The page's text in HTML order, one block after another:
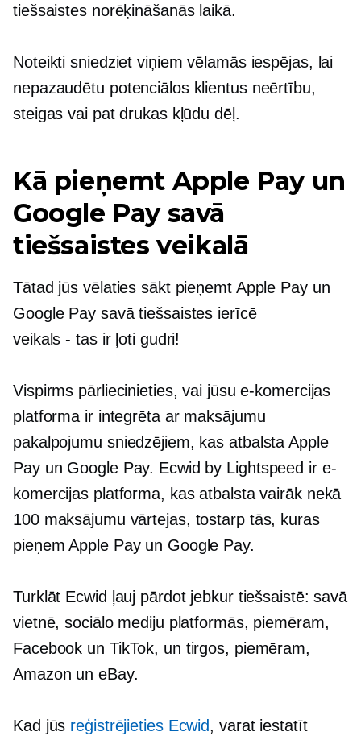
tiešsaistes norēķināšanās laikā.
Noteikti sniedziet viņiem vēlamās iespējas, lai
nepazaudētu potenciālos klientus neērtību,
steigas vai pat drukas kļūdu dēļ.
Kā pieņemt Apple Pay un
Google Pay savā
tiešsaistes veikalā
Tātad jūs vēlaties sākt pieņemt Apple Pay un
Google Pay savā tiešsaistes ierīcē
veikals - tas irļoti gudri!
Vispirms pārliecinieties, vai jūsu e-komercijas
platforma ir integrēta ar maksājumu
pakalpojumu sniedzējiem, kas atbalsta Apple
Pay un Google Pay. Ecwid by Lightspeed ir e-
komercijas platforma, kas atbalsta vairāk nekā
100 maksājumu vārtejas, tostarp tās, kuras
pieņem Apple Pay un Google Pay.
Turklāt Ecwid ļauj pārdot jebkur tiešsaistē: savā
vietnē, sociālo mediju platformās, piemēram,
Facebook un TikTok, un tirgos, piemēram,
Amazon un eBay.
Kad jūs reģistrējieties Ecwid, varat iestatīt